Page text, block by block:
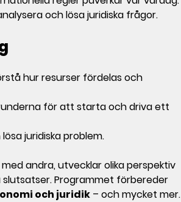
och lösa juridiska frågor.
hur resurser fördelas och
för att starta och driva ett
juridiska problem.
andra, utvecklar olika perspektiv
Programmet förbereder
och juridik – och mycket mer.